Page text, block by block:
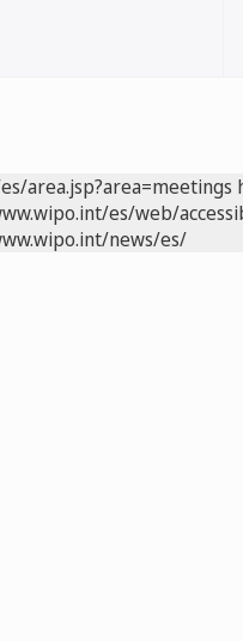
area.jsp?area=meetings
es/web/
news/es/